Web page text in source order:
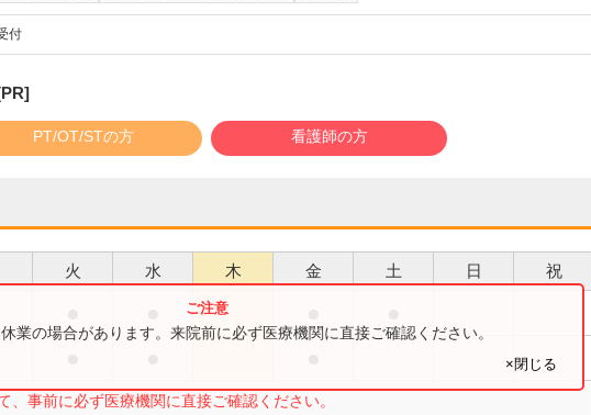
付
PT/OT/STの方 看護師の方
火 水 木 金 土 日 祝
、事前に必ず医療機関に直接ご確認ください。
業の場合があります。来院前に必ず医療機関に直接ご確認ください。
×閉じる